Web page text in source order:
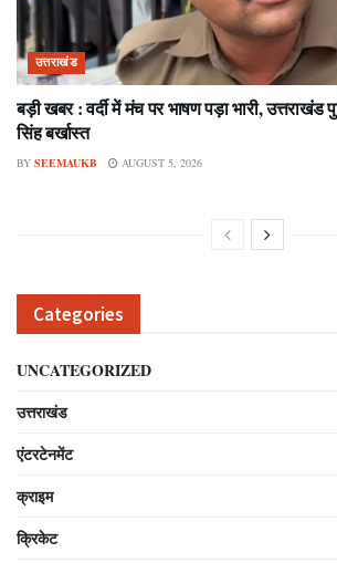
उत्तराखंड
बड़ी खबर : वर्दी में मंच पर भाषण पड़ा भारी,
सिंह बर्खास्त
BY SEEMAUKB AUGUST 5, 2026
Categories
UNCATEGORIZED
उत्तराखंड
एंटरटेनमेंट
क्राइम
क्रिकेट